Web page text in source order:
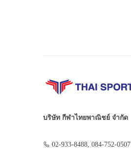
บริษัท กีฬาไทยพาณิชย์ จำกัด
02-933-8488, 084-752-0507